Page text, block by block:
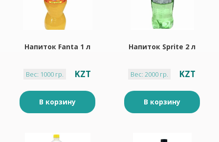
Напиток Fanta 1 л
Вес: 1000 гр. KZT
В корзину
Напиток Sprite 2 л
Вес: 2000 гр. KZT
В корзину